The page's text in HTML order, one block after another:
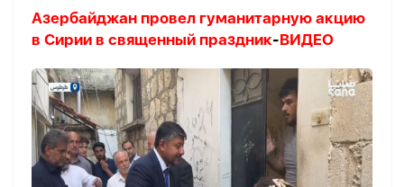
Азербайджан провел гуманитарную акцию
в Сирии в священный праздник-ВИДЕО